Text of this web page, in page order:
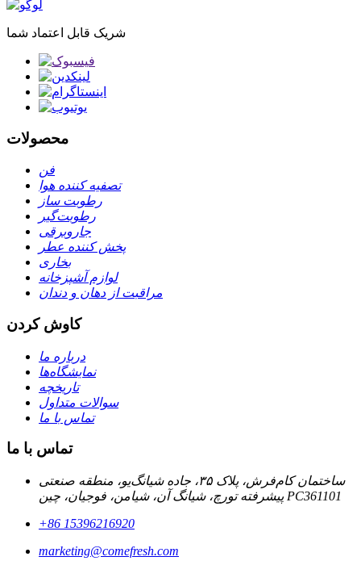
شریک قابل اعتماد شما
محصولات
فن
تصفیه کننده هوا
رطوبت ساز
رطوبت‌گیر
جاروبرقی
پخش کننده عطر
بخاری
لوازم آشپزخانه
مراقبت از دهان و دندان
کاوش کردن
درباره ما
نمایشگاه‌ها
تاریخچه
سوالات متداول
تماس با ما
تماس با ما
ساختمان کام‌فرش، پلاک ۳۵، جاده شیانگ‌یو، منطقه صنعتی
پیشرفته تورچ، شیانگ آن، شیامن، فوجیان، چین PC361101
‎+86 15396216920‎
marketing@comefresh.com